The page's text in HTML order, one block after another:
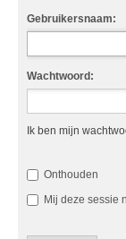
Gebruikersnaam:
Wachtwoord:
Ik ben mijn
Onthouden
Mij deze sessie